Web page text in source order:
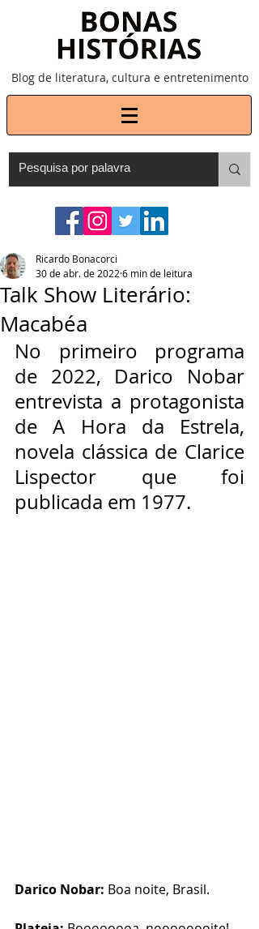
Blog de literatura, cultura e entretenimento
Talk Show Literário:
Macabéa
Ricardo Bonacorci
30 de abr. de 2022 6 min de leitura
No primeiro programa
de 2022, Darico Nobar
entrevista a protagonista
de A Hora da Estrela,
novela clássica de Clarice
Lispector que foi
publicada em 1977.
Darico Nobar: Boa noite, Brasil.